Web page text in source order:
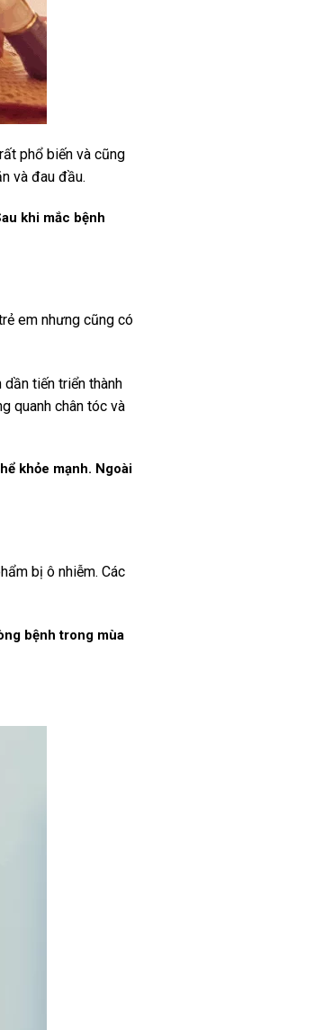
phổ biến và cũng
và đau đầu.
khi mắc bệnh
em nhưng cũng có
tiến triển thành
quanh chân tóc và
khỏe mạnh. Ngoài
bị ô nhiễm. Các
bệnh trong mùa